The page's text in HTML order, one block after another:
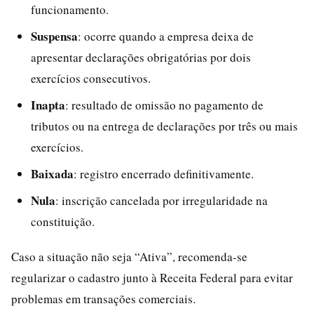
funcionamento.
Suspensa: ocorre quando a empresa deixa de
apresentar declarações obrigatórias por dois
exercícios consecutivos.
Inapta: resultado de omissão no pagamento de
tributos ou na entrega de declarações por três ou mais
exercícios.
Baixada: registro encerrado definitivamente.
Nula: inscrição cancelada por irregularidade na
constituição.
Caso a situação não seja “Ativa”, recomenda-se
regularizar o cadastro junto à Receita Federal para evitar
problemas em transações comerciais.